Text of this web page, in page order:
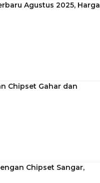
Agustus 2025, Harga
Chipset Gahar dan
Chipset Sangar,